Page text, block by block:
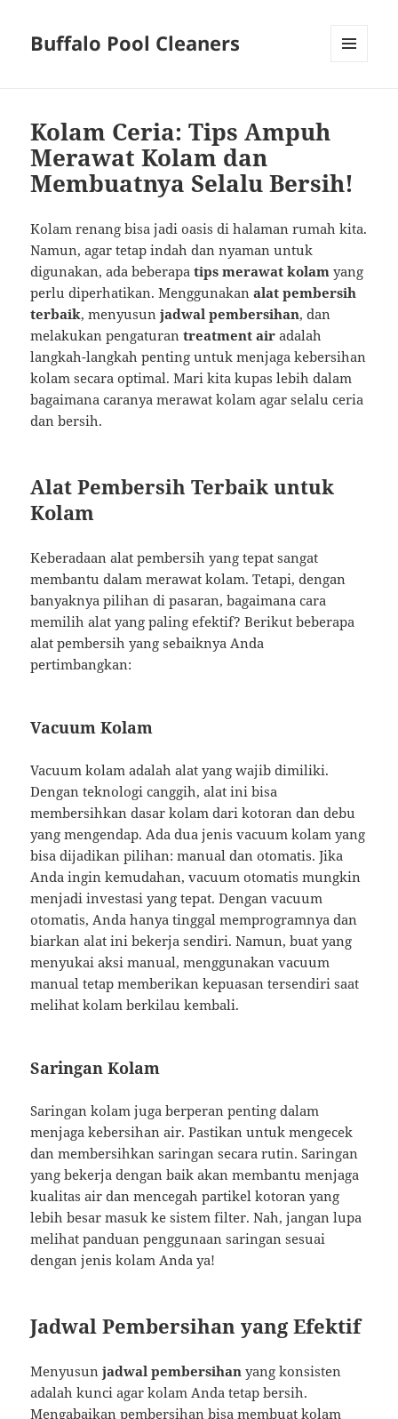
Buffalo Pool Cleaners
Kolam Ceria: Tips Ampuh
Merawat Kolam dan
Membuatnya Selalu Bersih!
Kolam renang bisa jadi oasis di halaman rumah kita.
Namun, agar tetap indah dan nyaman untuk
digunakan, ada beberapatips merawat kolam yang
perlu diperhatikan. Menggunakanalat pembersih
terbaik, menyusunjadwal pembersihan, dan
melakukan pengaturantreatment air adalah
langkah-langkah penting untuk menjaga kebersihan
kolam secara optimal. Mari kita kupas lebih dalam
bagaimana caranya merawat kolam agar selalu ceria
dan bersih.
Alat Pembersih Terbaik untuk
Kolam
Keberadaan alat pembersih yang tepat sangat
membantu dalam merawat kolam. Tetapi, dengan
banyaknya pilihan di pasaran, bagaimana cara
memilih alat yang paling efektif? Berikut beberapa
alat pembersih yang sebaiknya Anda
pertimbangkan:
Vacuum Kolam
Vacuum kolam adalah alat yang wajib dimiliki.
Dengan teknologi canggih, alat ini bisa
membersihkan dasar kolam dari kotoran dan debu
yang mengendap. Ada dua jenis vacuum kolam yang
bisa dijadikan pilihan: manual dan otomatis. Jika
Anda ingin kemudahan, vacuum otomatis mungkin
menjadi investasi yang tepat. Dengan vacuum
otomatis, Anda hanya tinggal memprogramnya dan
biarkan alat ini bekerja sendiri. Namun, buat yang
menyukai aksi manual, menggunakan vacuum
manual tetap memberikan kepuasan tersendiri saat
melihat kolam berkilau kembali.
Saringan Kolam
Saringan kolam juga berperan penting dalam
menjaga kebersihan air. Pastikan untuk mengecek
dan membersihkan saringan secara rutin. Saringan
yang bekerja dengan baik akan membantu menjaga
kualitas air dan mencegah partikel kotoran yang
lebih besar masuk ke sistem filter. Nah, jangan lupa
melihat panduan penggunaan saringan sesuai
dengan jenis kolam Anda ya!
Jadwal Pembersihan yang Efektif
Menyusunjadwal pembersihan yang konsisten
adalah kunci agar kolam Anda tetap bersih.
Mengabaikan pembersihan bisa membuat kolam